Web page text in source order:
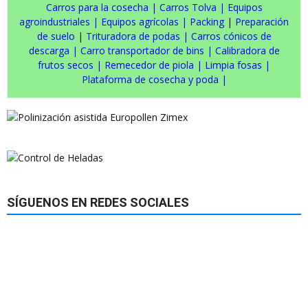
Carros para la cosecha | Carros Tolva | Equipos
agroindustriales | Equipos agrícolas | Packing | Preparación
de suelo | Trituradora de podas | Carros cónicos de
descarga | Carro transportador de bins | Calibradora de
frutos secos | Remecedor de piola | Limpia fosas |
Plataforma de cosecha y poda |
SÍGUENOS EN REDES SOCIALES